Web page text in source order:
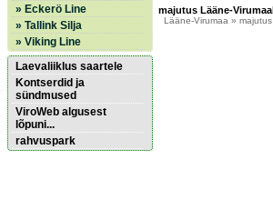
» Eckerö Line
» Tallink Silja
» Viking Line
Laevaliiklus saartele
Kontserdid ja
sündmused
ViroWeb algusest
lõpuni...
rahvuspark
majutus Lääne-Virumaal
Lääne-Virumaa » majutus